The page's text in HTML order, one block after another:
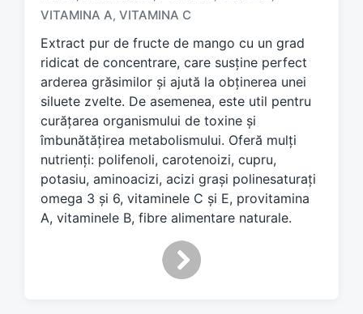
e
d
w
t
h
VITAMINA A, VITAMINA C
Extract pur de fructe de mango cu un grad
ridicat de concentrare, care susține perfect
arderea grăsimilor și ajută la obținerea unei
siluete zvelte. De asemenea, este util pentru
curățarea organismului de toxine și
îmbunătățirea metabolismului. Oferă mulți
nutrienți: polifenoli, carotenoizi, cupru,
potasiu, aminoacizi, acizi grași polinesaturați
omega 3 și 6, vitaminele C și E, provitamina
A, vitaminele B, fibre alimentare naturale.